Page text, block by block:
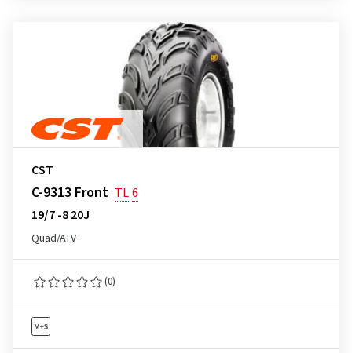
CST
C-9313 Front TL6
19/7 -8 20J
Quad/ATV
(0)